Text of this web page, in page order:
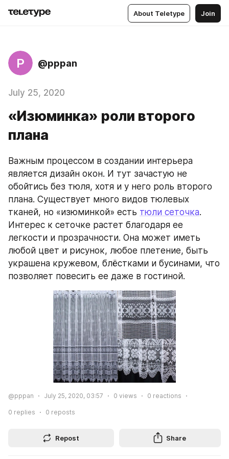
About Teletype Join
P @pppan
July 25, 2020
«Изюминка» роли второго
плана
Важным процессом в создании интерьера
является дизайн окон. И тут зачастую не
обойтись без тюля, хотя и у него роль второго
плана. Существует много видов тюлевых
тканей, но «изюминкой» есть тюли сеточка.
Интерес к сеточке растет благодаря ее
легкости и прозрачности. Она может иметь
любой цвет и рисунок, любое плетение, быть
украшена кружевом, блёстками и бусинами, что
позволяет повесить ее даже в гостиной.
@pppan July 25, 2020, 03:57 0 views 0 reactions
0 replies 0 reposts
Repost Share